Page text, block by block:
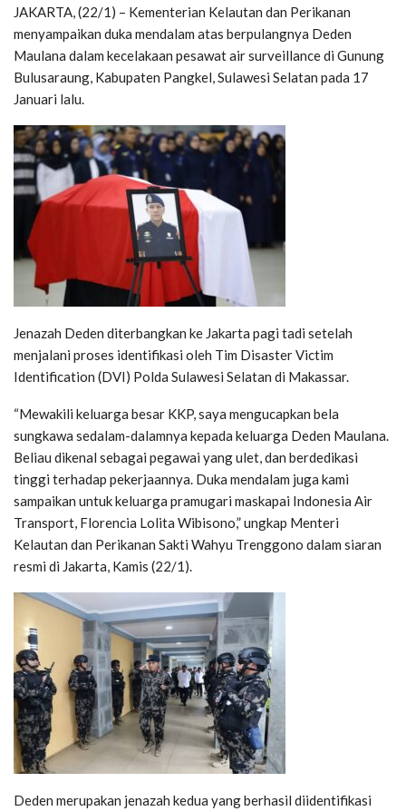
JAKARTA, (22/1) – Kementerian Kelautan dan Perikanan
menyampaikan duka mendalam atas berpulangnya Deden
Maulana dalam kecelakaan pesawat air surveillance di Gunung
Bulusaraung, Kabupaten Pangkel, Sulawesi Selatan pada 17
Januari lalu.
Jenazah Deden diterbangkan ke Jakarta pagi tadi setelah
menjalani proses identifikasi oleh Tim Disaster Victim
Identification (DVI) Polda Sulawesi Selatan di Makassar.
“Mewakili keluarga besar KKP, saya mengucapkan bela
sungkawa sedalam-dalamnya kepada keluarga Deden Maulana.
Beliau dikenal sebagai pegawai yang ulet, dan berdedikasi
tinggi terhadap pekerjaannya. Duka mendalam juga kami
sampaikan untuk keluarga pramugari maskapai Indonesia Air
Transport, Florencia Lolita Wibisono,” ungkap Menteri
Kelautan dan Perikanan Sakti Wahyu Trenggono dalam siaran
resmi di Jakarta, Kamis (22/1).
Deden merupakan jenazah kedua yang berhasil diidentifikasi